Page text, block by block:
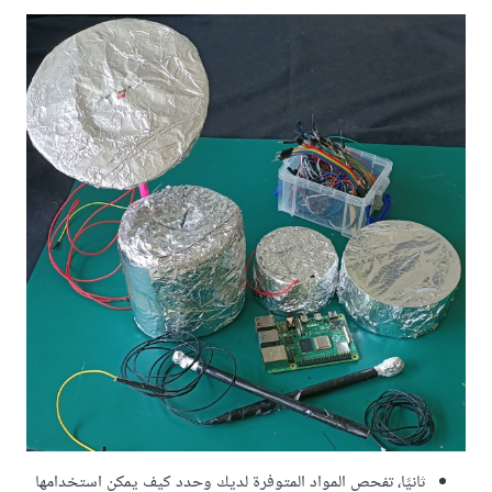
ثانيًا، تفحص المواد المتوفرة لديك وحدد كيف يمكن استخدامها